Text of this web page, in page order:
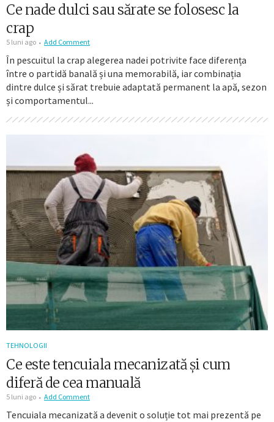
Ce nade dulci sau sărate se folosesc la
crap
5 luni ago Add Comment
În pescuitul la crap alegerea nadei potrivite face diferența
între o partidă banală și una memorabilă, iar combinația
dintre dulce și sărat trebuie adaptată permanent la apă, sezon
și comportamentul...
TEHNOLOGII
Ce este tencuiala mecanizată și cum
diferă de cea manuală
5 luni ago Add Comment
Tencuiala mecanizată a devenit o soluție tot mai prezentă pe